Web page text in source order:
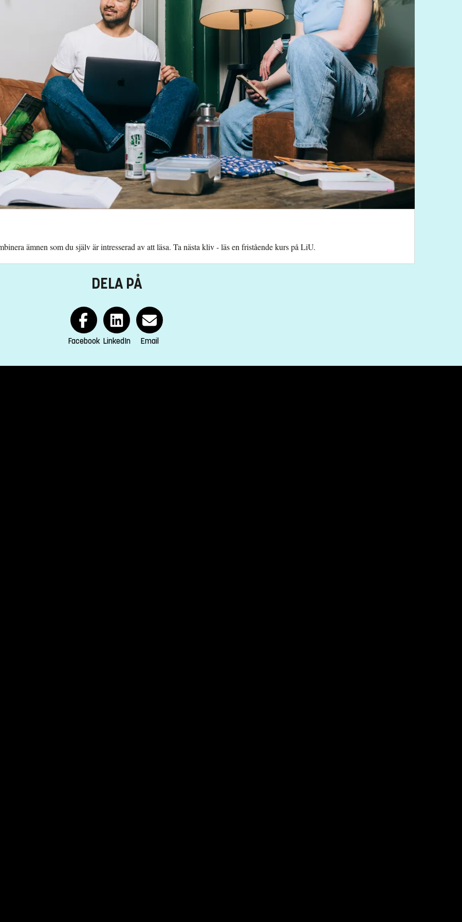
ämnen som du själv är intresserad av att läsa. Ta nästa kliv - läs en fristående kurs på LiU.
DELA PÅ
Facebook LinkedIn Email